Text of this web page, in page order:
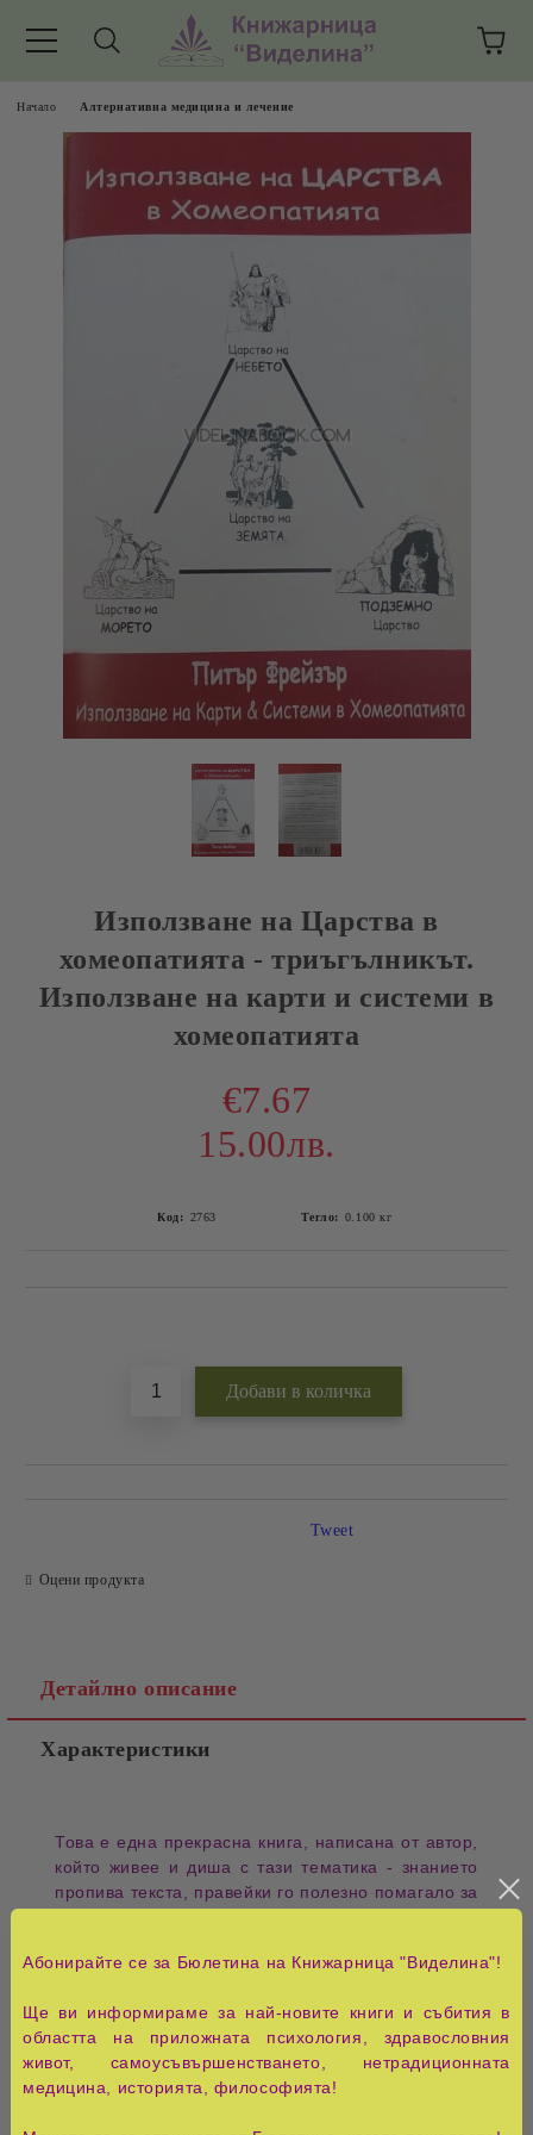
Начало Алтернативна медицина и лечение
Използване на Царства в
хомеопатията - триъгълникът.
Използване на карти и системи в
хомеопатията
€7.67
15.00лв.
Код: 2763 Тегло: 0.100 кг
Оцени продукта
Tweet
Детайлно описание
Характеристики
​Това е една прекрасна книга, написана от автор,
който живее и диша с тази тематика - знанието
пропива текста, правейки го полезно помагало за
да мислим с терминологията на Четирите
Миша Норланд
Абонирайте се за Бюлетина на Книжарница "Виделина"!
Ще ви информираме за най-новите книги и събития в
областта на приложната психология, здравословния
живот, самоусъвършенстването, нетрадиционната
медицина, историята, философията!